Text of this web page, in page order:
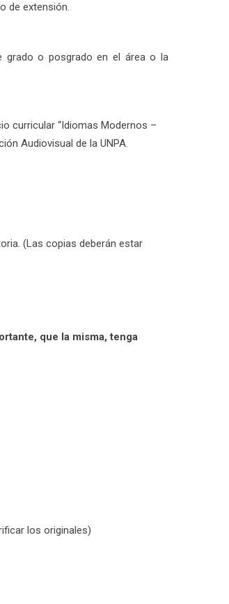
de extensión.
grado o posgrado en el área o la
curricular “Idiomas Modernos –
Audiovisual de la UNPA.
(Las copias deberán estar
que la misma, tenga
los originales)